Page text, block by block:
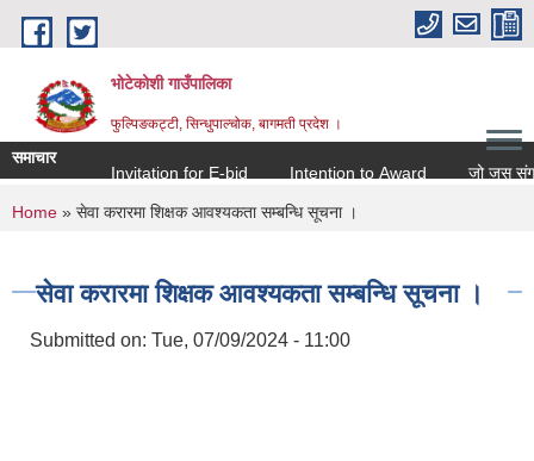
Skip to main content
भोटेकोशी गाउँपालिका
फुल्पिङकट्टी, सिन्धुपाल्चोक, बागमती प्रदेश ।
समाचार
Invitation for E-bid
Intention to Award जो जस संग
You are here
Home » सेवा करारमा शिक्षक आवश्यकता सम्बन्धि सूचना ।
सेवा करारमा शिक्षक आवश्यकता सम्बन्धि सूचना ।
Submitted on: Tue, 07/09/2024 - 11:00